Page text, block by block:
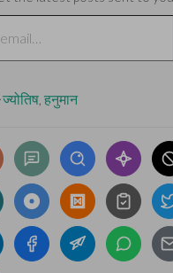
ज्योतिष, हनुमान